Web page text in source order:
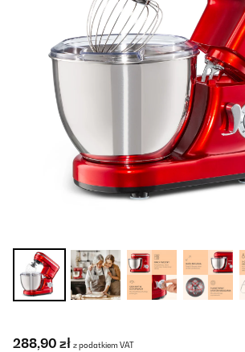
288,90 zł z podatkiem VAT